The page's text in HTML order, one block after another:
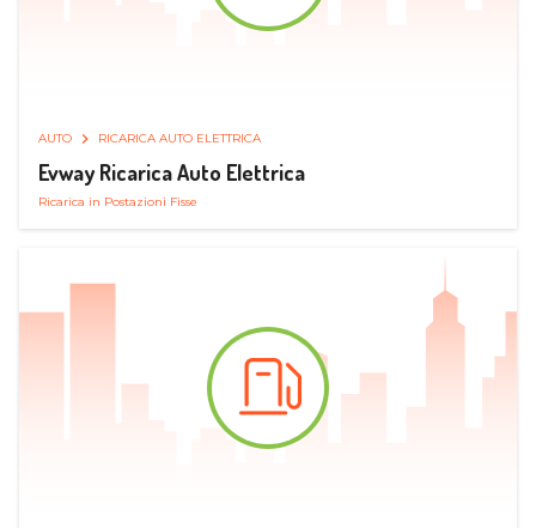
AUTO RICARICA AUTO ELETTRICA
Evway Ricarica Auto Elettrica
Ricarica in Postazioni Fisse